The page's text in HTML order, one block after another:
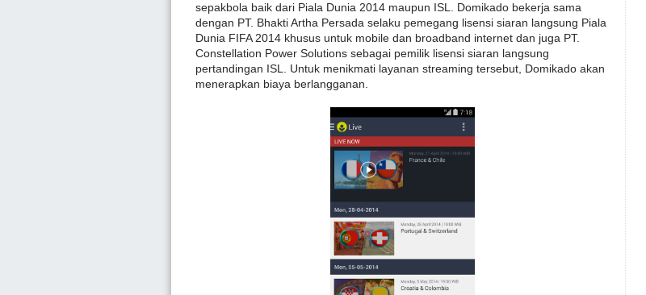
sepakbola baik dari Piala Dunia 2014 maupun ISL. Domikado bekerja sama
dengan PT. Bhakti Artha Persada selaku pemegang lisensi siaran langsung Piala
Dunia FIFA 2014 khusus untuk mobile dan broadband internet dan juga PT.
Constellation Power Solutions sebagai pemilik lisensi siaran langsung
pertandingan ISL. Untuk menikmati layanan streaming tersebut, Domikado akan
menerapkan biaya berlangganan.